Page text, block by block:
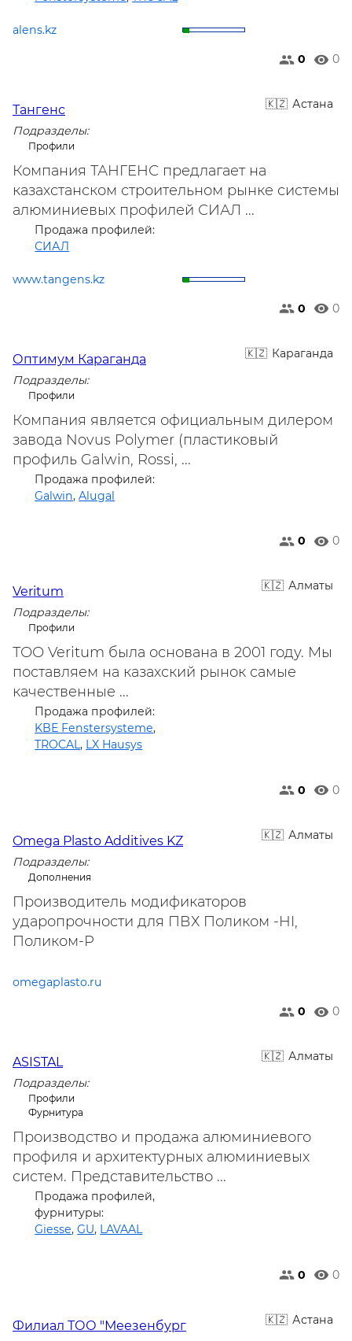
alens.kz
0 0
Астана
Тангенс
Подразделы:
Профили
Компания ТАНГЕНС предлагает на
казахстанском строительном рынке системы
алюминиевых профилей СИАЛ ...
Продажа профилей:
СИАЛ
www.tangens.kz
0 0
Караганда
Оптимум Караганда
Подразделы:
Профили
Компания является официальным дилером
завода Novus Polymer (пластиковый
профиль Galwin, Rossi, ...
Продажа профилей:
Galwin,Alugal
0 0
Алматы
Veritum
Подразделы:
Профили
ТОО Veritum была основана в 2001 году. Мы
поставляем на казахский рынок самые
качественные ...
Продажа профилей:
KBE Fenstersysteme,
TROCAL, LX Hausys
0 0
Алматы
Omega Plasto Additives KZ
Подразделы:
Дополнения
Производитель модификаторов
ударопрочности для ПВХ Поликом -HI,
Поликом-Р
omegaplasto.ru
0 0
Алматы
ASISTAL
Подразделы:
Профили
Фурнитура
Производство и продажа алюминиевого
профиля и архитектурных алюминиевых
систем. Представительство ...
Продажа профилей,
фурнитуры:
Giesse,GU, LAVAAL
0 0
Астана
Филиал ТОО "Меезенбург